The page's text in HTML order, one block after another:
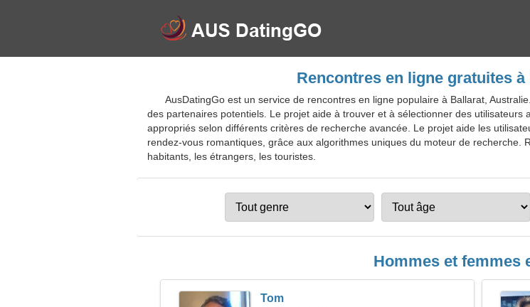
Rencontres en ligne gratuites
AusDatingGo est un service de rencontres en ligne populaire à Ballarat,
des partenaires potentiels. Le projet aide à trouver et à sélectionner des
appropriés selon différents critères de recherche avancée. Le projet aide les
rendez-vous romantiques, grâce aux algorithmes uniques du moteur de recherche.
habitants, les étrangers, les touristes.
Hommes et femmes
Tom